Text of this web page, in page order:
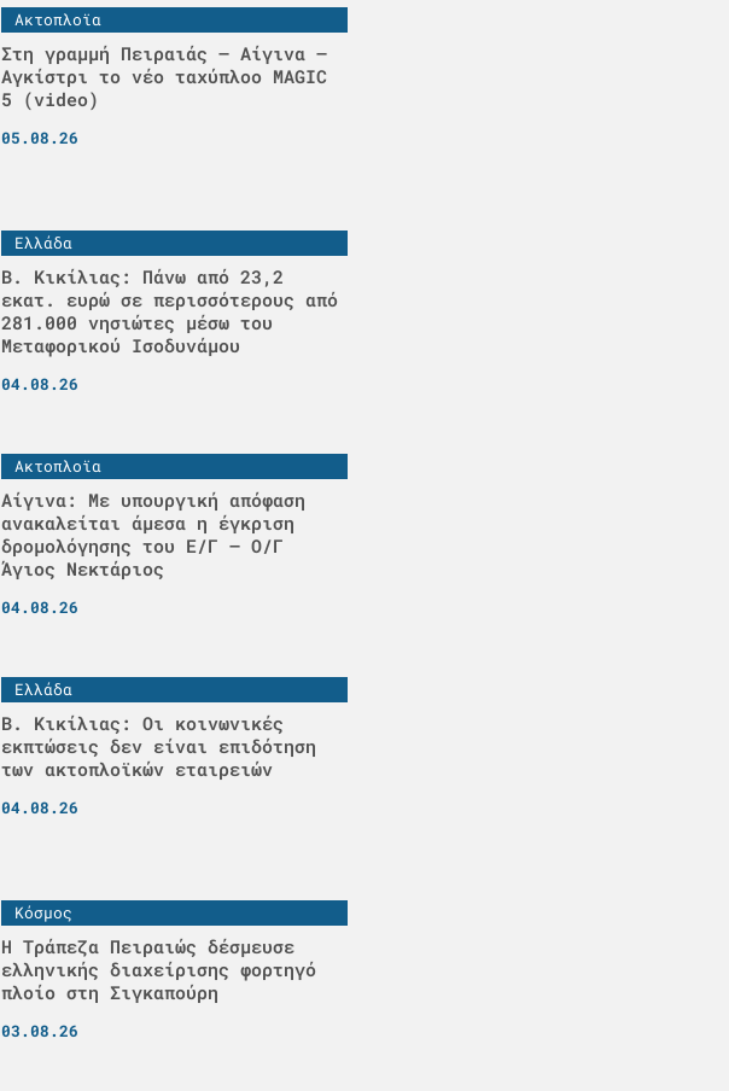
Ακτοπλοϊα
Στη γραμμή Πειραιάς – Αίγινα –
Αγκίστρι το νέο ταχύπλοο MAGIC
5 (video)
05.08.26
Ελλάδα
Β. Κικίλιας: Πάνω από 23,2
εκατ. ευρώ σε περισσότερους από
281.000 νησιώτες μέσω του
Μεταφορικού Ισοδυνάμου
04.08.26
Ακτοπλοϊα
Αίγινα: Με υπουργική απόφαση
ανακαλείται άμεσα η έγκριση
δρομολόγησης του Ε/Γ – Ο/Γ
Άγιος Νεκτάριος
04.08.26
Ελλάδα
Β. Κικίλιας: Οι κοινωνικές
εκπτώσεις δεν είναι επιδότηση
των ακτοπλοϊκών εταιρειών
04.08.26
Κόσμος
Η Τράπεζα Πειραιώς δέσμευσε
ελληνικής διαχείρισης φορτηγό
πλοίο στη Σιγκαπούρη
03.08.26